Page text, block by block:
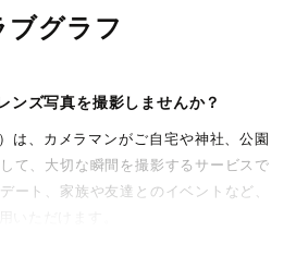
ブグラフ
ンズ写真を撮影しませんか？
は、カメラマンがご自宅や神社、公園
て、大切な瞬間を撮影するサービスで
ート、家族や友達とのイベントなど、